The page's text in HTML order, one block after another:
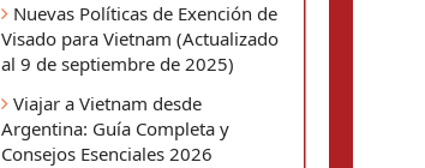
Nuevas Políticas de Exención de
Visado para Vietnam (Actualizado
al 9 de septiembre de 2025)
Viajar a Vietnam desde
Argentina: Guía Completa y
Consejos Esenciales 2026